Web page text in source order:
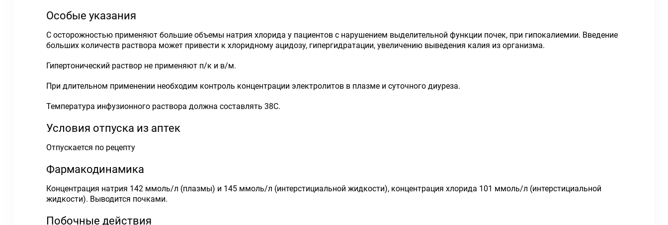
Особые указания
С осторожностью применяют большие объемы натрия хлорида у пациентов с нарушением выделительной функции почек, при гипокалиемии. Введение
больших количеств раствора может привести к хлоридному ацидозу, гипергидратации, увеличению выведения калия из организма.
Гипертонический раствор не применяют п/к и в/м.
При длительном применении необходим контроль концентрации электролитов в плазме и суточного диуреза.
Температура инфузионного раствора должна составлять 38С.
Условия отпуска из аптек
Отпускается по рецепту
Фармакодинамика
Концентрация натрия 142 ммоль/л (плазмы) и 145 ммоль/л (интерстициальной жидкости), концентрация хлорида 101 ммоль/л (интерстициальной
жидкости). Выводится почками.
Побочные действия